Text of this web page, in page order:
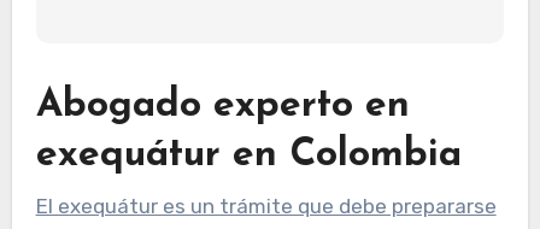
Abogado experto en
exequátur en Colombia
El exequátur es un trámite que debe prepararse